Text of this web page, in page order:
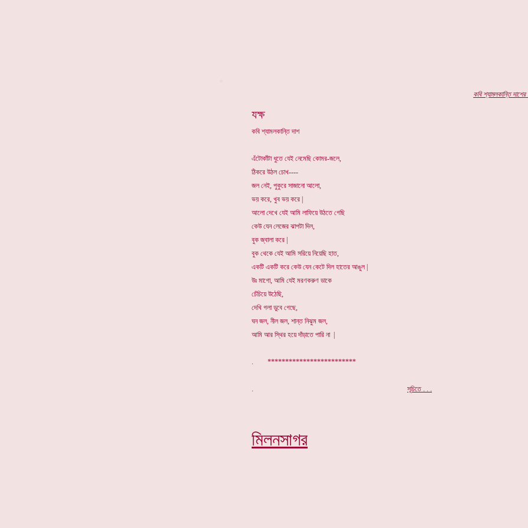
কবিশ্যামলকান্তি দাশের
যক্ষ
কবি শ্যামলকান্তি দাশ
এঁটোকাঁটা ধুতে যেই নেমেছি কোমর-জলে,
ঠিকরে উঠল চোখ----
জল নেই, পুকুরে সাজানো আলো,
ভয় করে, খুব ভয় করে |
আলো দেখে যেই আমি লাফিয়ে উঠতে গেছি
কেউ যেন লেজের ঝাপটা দিল,
বুক জ্বালা করে |
বুক থেকে যেই আমি সরিয়ে নিয়েছি হাত,
একটি একটি করে কেউ যেন কেটে দিল হাতের আঙুল |
উঃ মাগো, আমি যেই মরণকরুণ ডাকে
চেঁচিয়ে উঠেছি,
দেখি গলা ডুবে গেছে,
ঘন জল, নীল জল, শান্ত নিঝুম জল,
আমি আর স্থির হয়ে দাঁড়াতে পারি না |
. *************************
. সূচিতে . . .
মিলনসাগর